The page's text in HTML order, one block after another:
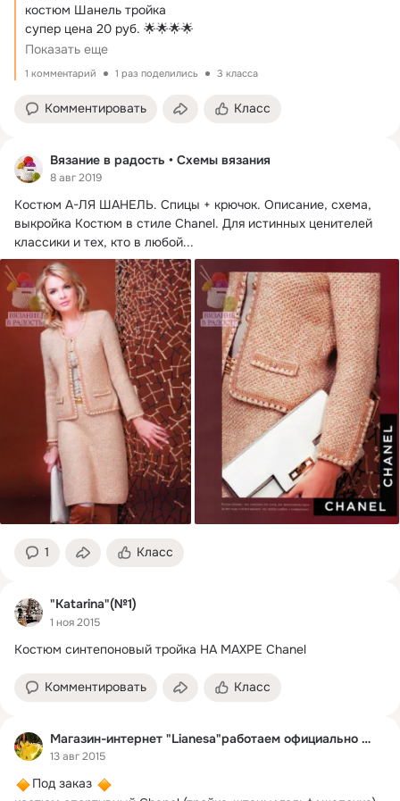
костюм Шанель тройка
супер цена 20 руб. 🌟🌟🌟🌟
серо-розовый 42-1,44-1, 50-1 розово-белый 42-1 48-1 бело-
сиреневый 44-1 46-1 48-1 50-1
Показать еще
1 комментарий 1 раз поделились 3 класса
Комментировать Класс
Вязание в радость • Схемы вязания
8 авг 2019
Костюм А-ЛЯ ШАНЕЛЬ. Спицы + крючок. Описание, схема,
выкройка Костюм в стиле Chanel. Для истинных ценителей
классики и тех, кто в любой...
1 Класс
"Katarina"(№1)
1 ноя 2015
Костюм синтепоновый тройка НА МАХРЕ Chanel
Комментировать Класс
Магазин-интернет "Lianesa"работаем официально ИП
13 авг 2015
Под заказ